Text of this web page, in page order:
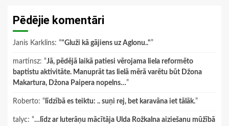
Pēdējie komentāri
Janis Karklins: “"Gluži kā gājiens uz Aglonu.."”
martinsz: “Jā, pēdējā laikā patiesi vērojama liela reformēto
baptistu aktivitāte. Manuprāt tas lielā mērā varētu būt Džona
Makartura, Džona Paipera nopelns…”
Roberto: “ līdzībā es teiktu: .. suņi rej, bet karavāna iet tālāk.”
talyc: “…līdz ar luterāņu mācītāja Ulda Rožkalna aiziešanu mūžībā